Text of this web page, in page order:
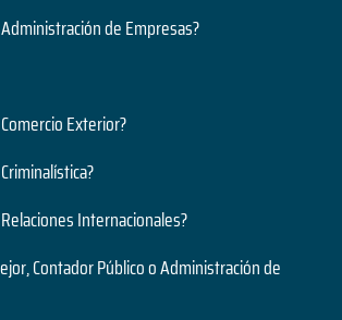
de Empresas?
Exterior?
Internacionales?
Contador Público o Administración de